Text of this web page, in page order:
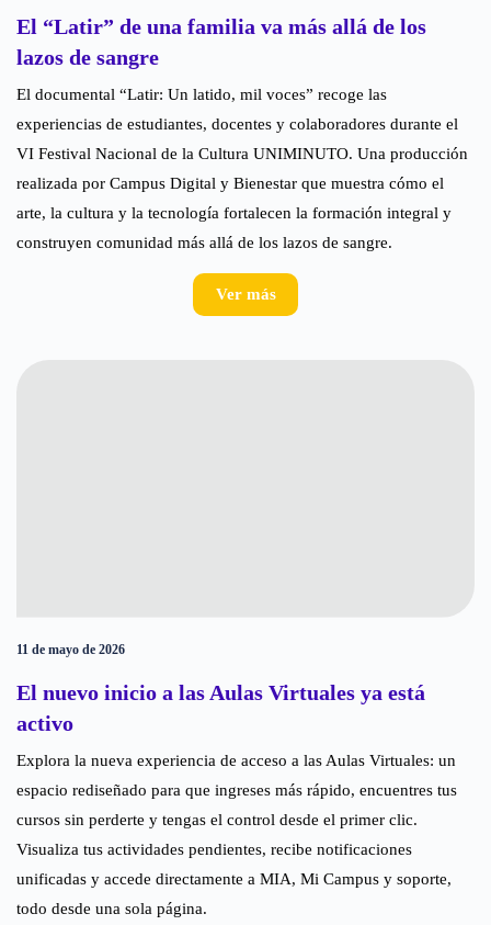
El “Latir” de una familia va más allá de los
lazos de sangre
El documental “Latir: Un latido, mil voces” recoge las
experiencias de estudiantes, docentes y colaboradores durante el
VI Festival Nacional de la Cultura UNIMINUTO. Una producción
realizada por Campus Digital y Bienestar que muestra cómo el
arte, la cultura y la tecnología fortalecen la formación integral y
construyen comunidad más allá de los lazos de sangre.
Ver más
11 de mayo de 2026
El nuevo inicio a las Aulas Virtuales ya está
activo ​
Explora la nueva experiencia de acceso a las Aulas Virtuales: un
espacio rediseñado para que ingreses más rápido, encuentres tus
cursos sin perderte y tengas el control desde el primer clic.
Visualiza tus actividades pendientes, recibe notificaciones
unificadas y accede directamente a MIA, Mi Campus y soporte,
todo desde una sola página.